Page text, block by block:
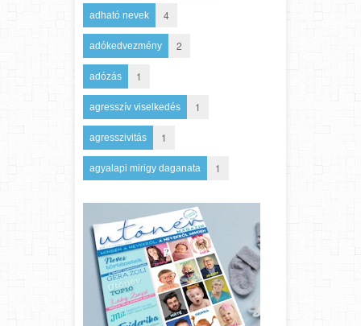
adható nevek 4
adókedvezmény 2
adózás 1
agresszív viselkedés 1
agresszivitás 1
agyalapi mirigy daganata 1